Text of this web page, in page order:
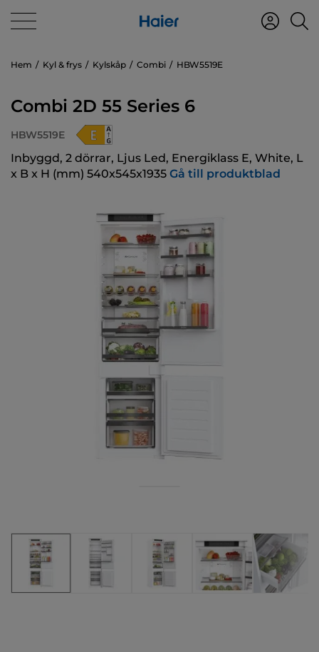
Hem Kyl & frys Kylskåp Combi HBW5519E
Combi 2D 55 Series 6
HBW5519E
Inbyggd, 2 dörrar, Ljus Led, Energiklass E, White, L
x B x H (mm) 540x545x1935 Gå till produktblad